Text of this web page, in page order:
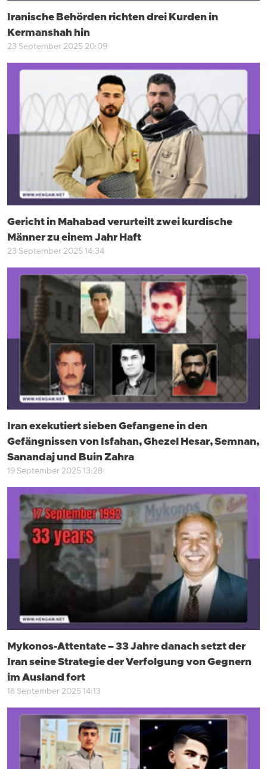
Iranische Behörden richten drei Kurden in
Kermanshah hin
23 September 2025 20:09
Gericht in Mahabad verurteilt zwei kurdische
Männer zu einem Jahr Haft
23 September 2025 14:34
Iran exekutiert sieben Gefangene in den
Gefängnissen von Isfahan, Ghezel Hesar, Semnan,
Sanandaj und Buin Zahra
19 September 2025 13:28
Mykonos-Attentate – 33 Jahre danach setzt der
Iran seine Strategie der Verfolgung von Gegnern
im Ausland fort
18 September 2025 14:13